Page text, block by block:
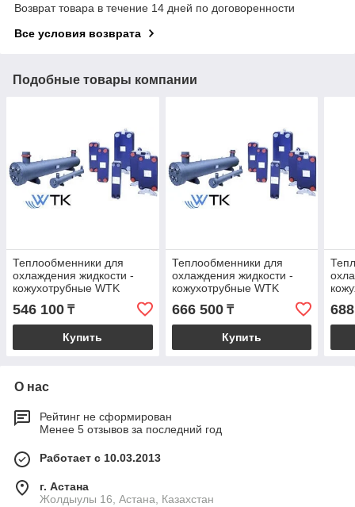
Возврат товара в течение 14 дней по договоренности
Все условия возврата
Подобные товары компании
Теплообменники для
охлаждения жидкости -
кожухотрубные WTK
(Италия) SCE 53 CA4P
546 100 ₸
Купить
Теплообменники для
охлаждения жидкости -
кожухотрубные WTK
(Италия) SCE 63 C
666 500₸
Купить
О нас
Рейтинг не сформирован
Менее 5 отзывов за последний год
Работает с 10.03.2013
г. Астана
Жолдыулы 16, Астана, Казахстан